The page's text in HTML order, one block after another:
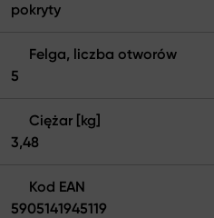
pokryty
Felga, liczba otworów
5
Ciężar [kg]
3,48
Kod EAN
5905141945119